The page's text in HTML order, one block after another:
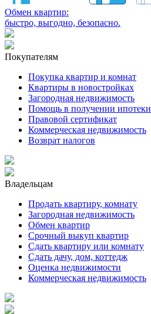
Обмен квартир:
быстро, выгодно, безопасно.
Покупателям
Покупка квартир и комнат
Квартиры в новостройках
Загородная недвижимость
Помощь в получении ипотеки
Правовой сертификат
Коммерческая недвижимость
Возврат налогов
Владельцам
Продать квартиру, комнату
Загородная недвижимость
Обмен квартир
Срочный выкуп квартир
Сдать квартиру или комнату
Сдать дачу, дом, коттедж
Оценка недвижимости
Коммерческая недвижимость